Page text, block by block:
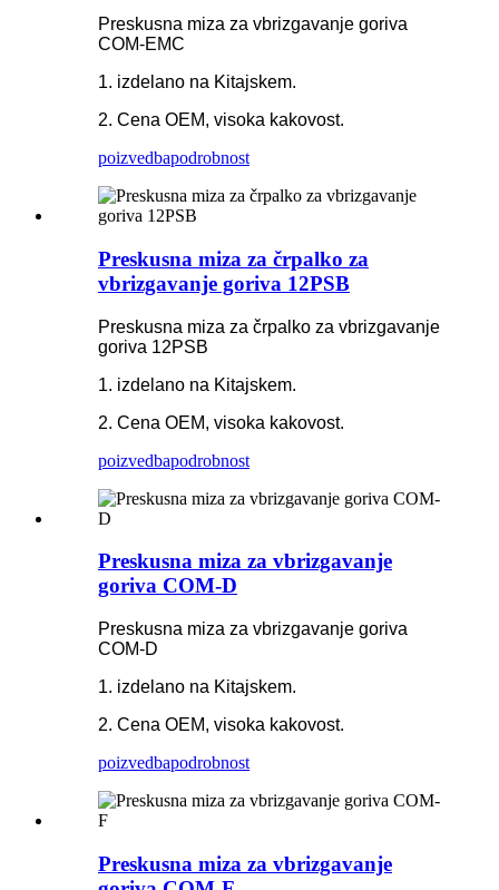
Preskusna miza za vbrizgavanje goriva
COM-EMC
1. izdelano na Kitajskem.
2. Cena OEM, visoka kakovost.
poizvedbapodrobnost
Preskusna miza za črpalko za
vbrizgavanje goriva 12PSB
Preskusna miza za črpalko za vbrizgavanje
goriva 12PSB
1. izdelano na Kitajskem.
2. Cena OEM, visoka kakovost.
poizvedbapodrobnost
Preskusna miza za vbrizgavanje
goriva COM-D
Preskusna miza za vbrizgavanje goriva
COM-D
1. izdelano na Kitajskem.
2. Cena OEM, visoka kakovost.
poizvedbapodrobnost
Preskusna miza za vbrizgavanje